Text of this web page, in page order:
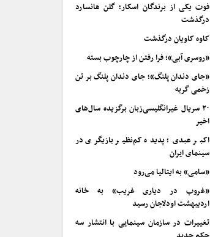
فوت یکی از برندگان اسکار؛ گلن هانسارد
درگذشت
کاوه کاویان درگذشت
«روسری آبی»؛ فرا رفتن از چارچوب بسته
«جای دندان پلنگ»؛ جای دندان پلنگ بر تن
زخمی گربه
۲۰ سریال غیرانگلیسی‌زبان برگزیده سال‌های
اخیر
اکبر عبدی؛ پدیده کم‌نظیر بازیگری در
سینمای ایران
«سامی» به ایتالیا می‌رود
«غروب در دیاری غریب» به خانه
اردیبهشت اودلاجان رسید
تغییرات در سازمان سینمایی با انتشار سه